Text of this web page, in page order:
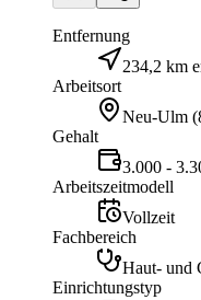
Entfernung
234,2 km
Arbeitsort
Neu-Ulm (
Gehalt
3.000 -
Arbeitszeitmodell
Vollzeit
Fachbereich
Haut- und
Einrichtungstyp